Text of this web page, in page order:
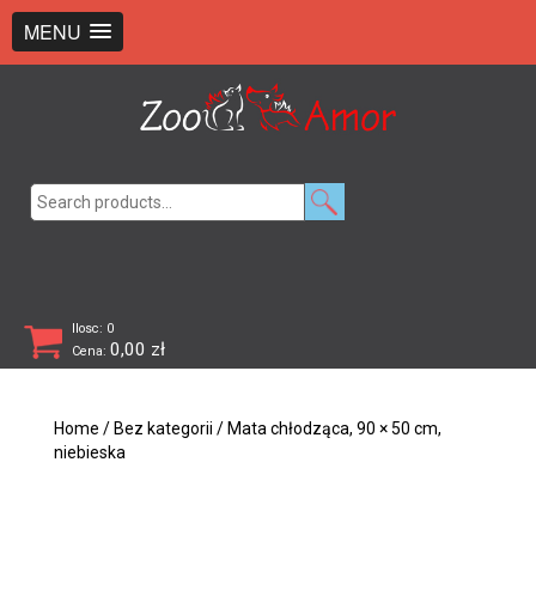
MENU
Ilosc: 0
Cena: 0,00 zł
Home / Bez kategorii / Mata chłodząca, 90 × 50 cm,
niebieska